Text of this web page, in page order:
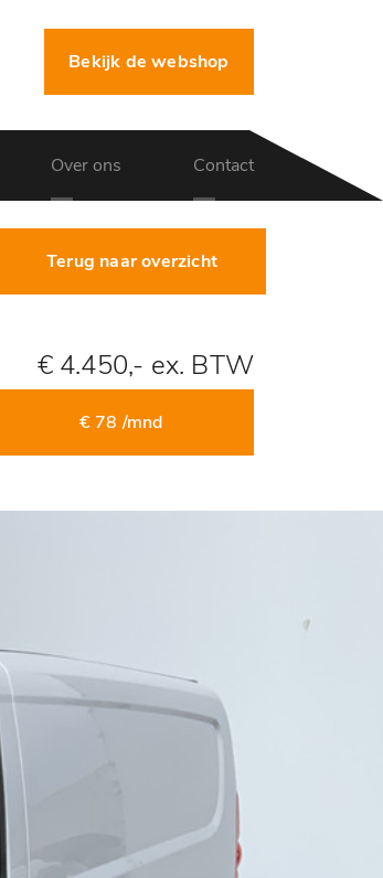
Bekijk de webshop
Over ons Contact
Terug naar overzicht
€ 4.450,- ex. BTW
€ 78 /mnd